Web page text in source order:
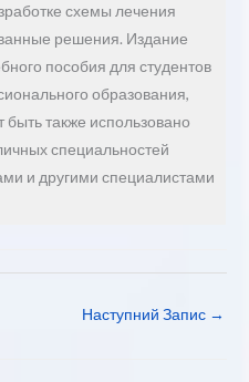
схемы лечения
решения. Издание
пособия для студентов
образования,
также использовано
специальностей
и другими специалистами
Наступний Запис →